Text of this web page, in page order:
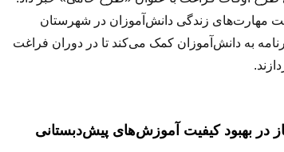
مهارت‌های زندگی دانش‌آموزان در شهرستان
به دانش‌آموزان کمک می‌کند تا در دوران فراغت
در بهبود کیفیت آموزش‌های پیش‌دبستانی